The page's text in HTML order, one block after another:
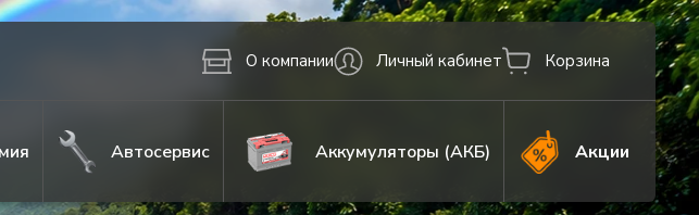
О компании Личный кабинет Корзина
Автосервис Аккумуляторы (АКБ) Акции